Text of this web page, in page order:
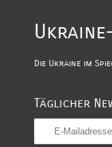
Die Ukraine im
Täglicher